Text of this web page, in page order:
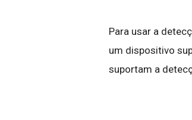
Para usar a
um dispositivo
suportam a